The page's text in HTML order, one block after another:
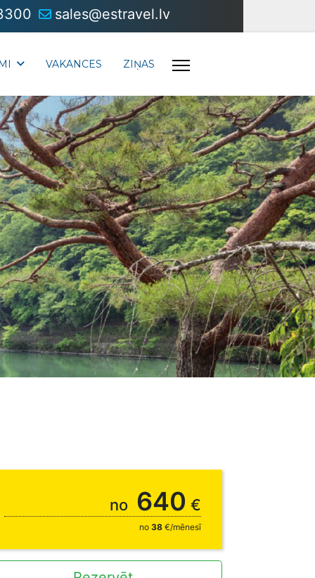
sales@estravel.lv
VAKANCES ZIŅAS
no 640 €
no 38 €/mēnesī